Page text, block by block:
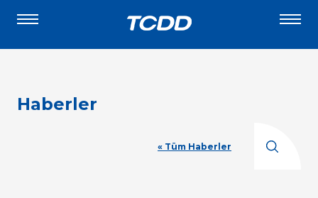
Haberler
« Tüm Haberler